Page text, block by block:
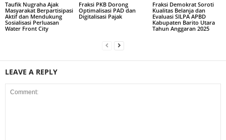
Taufik Nugraha Ajak
Masyarakat Berpartisipasi
Aktif dan Mendukung
Sosialisasi Perluasan
Water Front City
Fraksi PKB Dorong
Optimalisasi PAD dan
Digitalisasi Pajak
Fraksi Demokrat Soroti
Kualitas Belanja dan
Evaluasi SILPA APBD
Kabupaten Barito Utara
Tahun Anggaran 2025
LEAVE A REPLY